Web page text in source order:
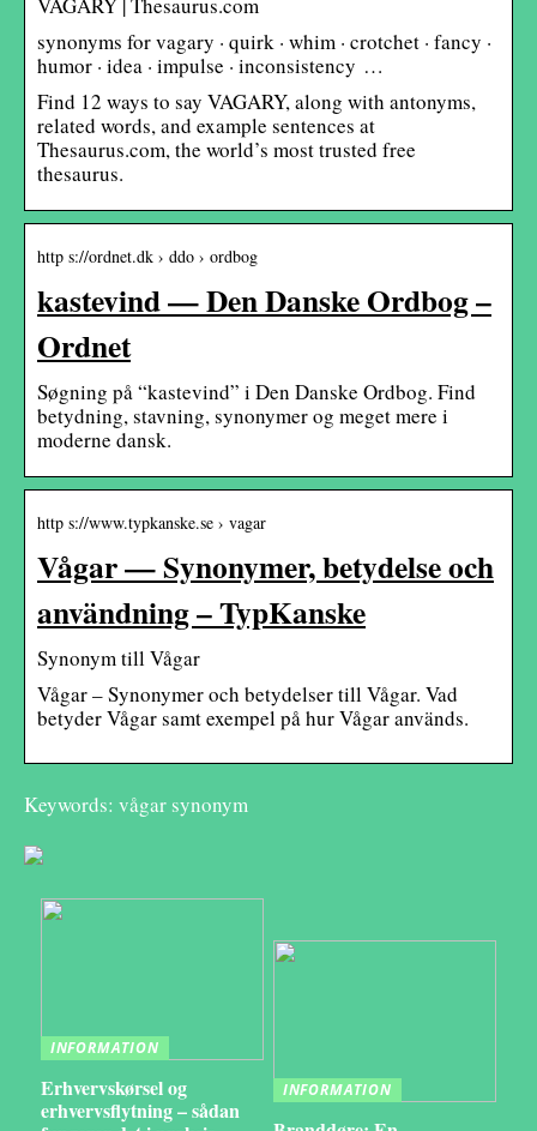
synonyms for vagary · quirk · whim · crotchet · fancy ·
humor · idea · impulse · inconsistency …
Find 12 ways to say VAGARY, along with antonyms,
related words, and example sentences at
Thesaurus.com, the world’s most trusted free
thesaurus.
http s://ordnet.dk › ddo › ordbog
kastevind — Den Danske Ordbog –
Ordnet
Søgning på “kastevind” i Den Danske Ordbog. Find
betydning, stavning, synonymer og meget mere i
moderne dansk.
http s://www.typkanske.se › vagar
Vågar — Synonymer, betydelse och
användning – TypKanske
Synonym till Vågar
Vågar – Synonymer och betydelser till Vågar. Vad
betyder Vågar samt exempel på hur Vågar används.
Keywords: vågar synonym
INFORMATION
Erhvervskørsel og
erhvervsflytning – sådan
INFORMATION